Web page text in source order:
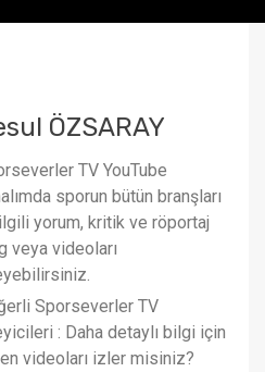
ÖZSARAY
TV YouTube
sporun bütün branşları
yorum, kritik ve röportaj
veya videoları
Sporseverler TV
: Daha detaylı bilgi için
videoları izler misiniz?